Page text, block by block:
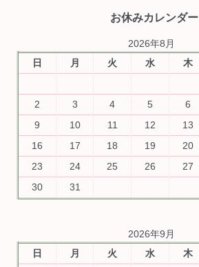
お休みカレンダー
2026年8月
日
月 火 水 木
2
3 4 5 6
9
10 11 12 13
16
17 18 19 20
23
24 25 26 27
30
31
2026年9月
日
月 火 水 木